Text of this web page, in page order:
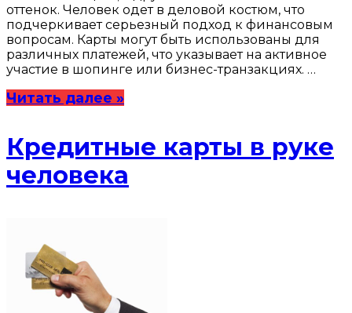
оттенок. Человек одет в деловой костюм, что
подчеркивает серьезный подход к финансовым
вопросам. Карты могут быть использованы для
различных платежей, что указывает на активное
участие в шопинге или бизнес-транзакциях. …
Читать далее »
Кредитные карты в руке
человека